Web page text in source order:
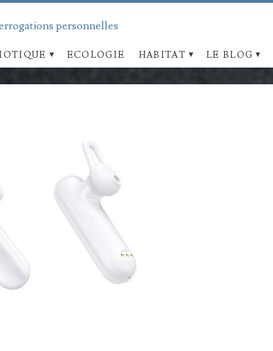
personnelles
ECOLOGIE HABITAT LE BLOG